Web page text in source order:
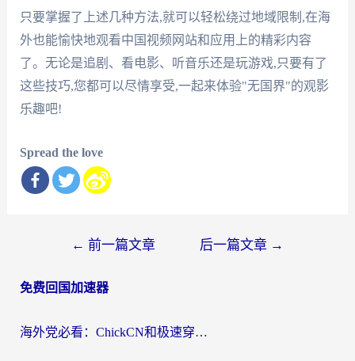
只要掌握了上述几种方法,就可以轻松绕过地域限制,在海
外也能愉快地观看中国视频网站和应用上的精彩内容
了。无论是追剧、看电影、听音乐还是玩游戏,只要有了
这些技巧,您都可以尽情享受,一起来体验"无国界"的观影
乐趣吧!
Spread the love
导
← 前一篇文章 后一篇文章 →
免费回国加速器
海外党必看：ChickCN和极速穿梭VPN好用吗？3招教你选对回国加速器无缝刷国内资源